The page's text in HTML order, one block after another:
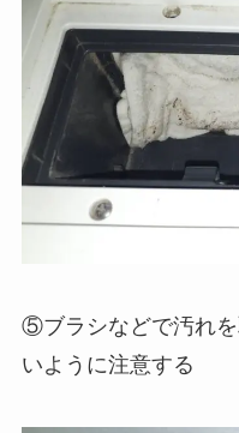
⑤ブラシなどで汚れ
いように注意する